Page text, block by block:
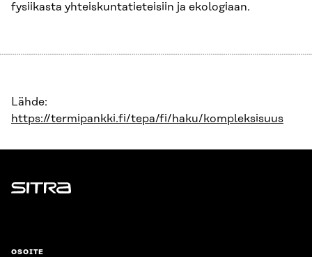
fysiikasta yhteiskuntatieteisiin ja ekologiaan.
Lähde:
https://termipankki.fi/tepa/fi/haku/kompleksisuus
Sitra
OSOITE